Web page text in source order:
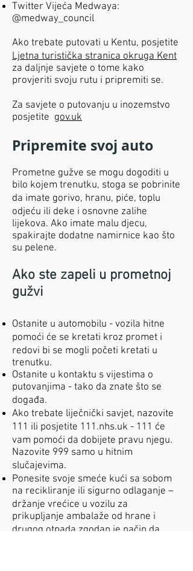
Twitter Vijeća Medwaya:
@medway_council
Ako trebate putovati u Kentu, posjetite
Ljetna turistička stranica okruga Kent
za daljnje savjete o tome kako
provjeriti svoju rutu i pripremiti se.
Za savjete o putovanju u inozemstvo
posjetite gov.uk
Pripremite svoj auto
Prometne gužve se mogu dogoditi u
bilo kojem trenutku, stoga se pobrinite
da imate gorivo, hranu, piće, toplu
odjeću ili deke i osnovne zalihe
lijekova. Ako imate malu djecu,
spakirajte dodatne namirnice kao što
su pelene.
Ako ste zapeli u prometnoj
gužvi
Ostanite u automobilu - vozila hitne
pomoći će se kretati kroz promet i
redovi bi se mogli početi kretati u
trenutku.
Ostanite u kontaktu s vijestima o
putovanjima - tako da znate što se
događa.
Ako trebate liječnički savjet, nazovite
111 ili posjetite 111.nhs.uk - 111 će
vam pomoći da dobijete pravu njegu.
Nazovite 999 samo u hitnim
slučajevima.
Ponesite svoje smeće kući sa sobom
na recikliranje ili sigurno odlaganje –
držanje vrećice u vozilu za
prikupljanje ambalaže od hrane i
drugog otpada zgodan je način da